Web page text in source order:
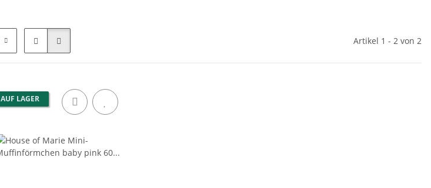
Artikel 1 - 2 von 2
AUF LAGER